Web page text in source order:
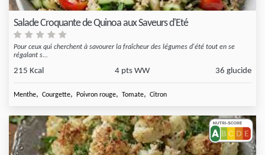
Salade Croquante de Quinoa aux Saveurs d'Eté
Pour ceux qui cherchent à savourer la fraîcheur des légumes d'été tout en se
régalant s...
215 Kcal 4 pts WW 36 glucide
Menthe, Courgette, Poivron rouge, Tomate, Citron